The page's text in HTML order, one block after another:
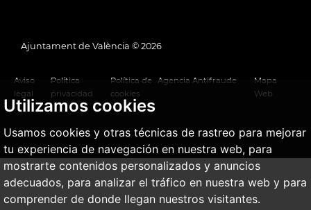
Utilizamos cookies
Usamos cookies y otras técnicas de rastreo para mejorar
tu experiencia de navegación en nuestra web, para
mostrarte contenidos personalizados y anuncios
adecuados, para analizar el tráfico en nuestra web y para
comprender de donde llegan nuestros visitantes.
Ajuntament de València © 2026
Aviso
legal
Política
privacidad
Política de
cookies
Agencia Antifraude
Mapa
Web